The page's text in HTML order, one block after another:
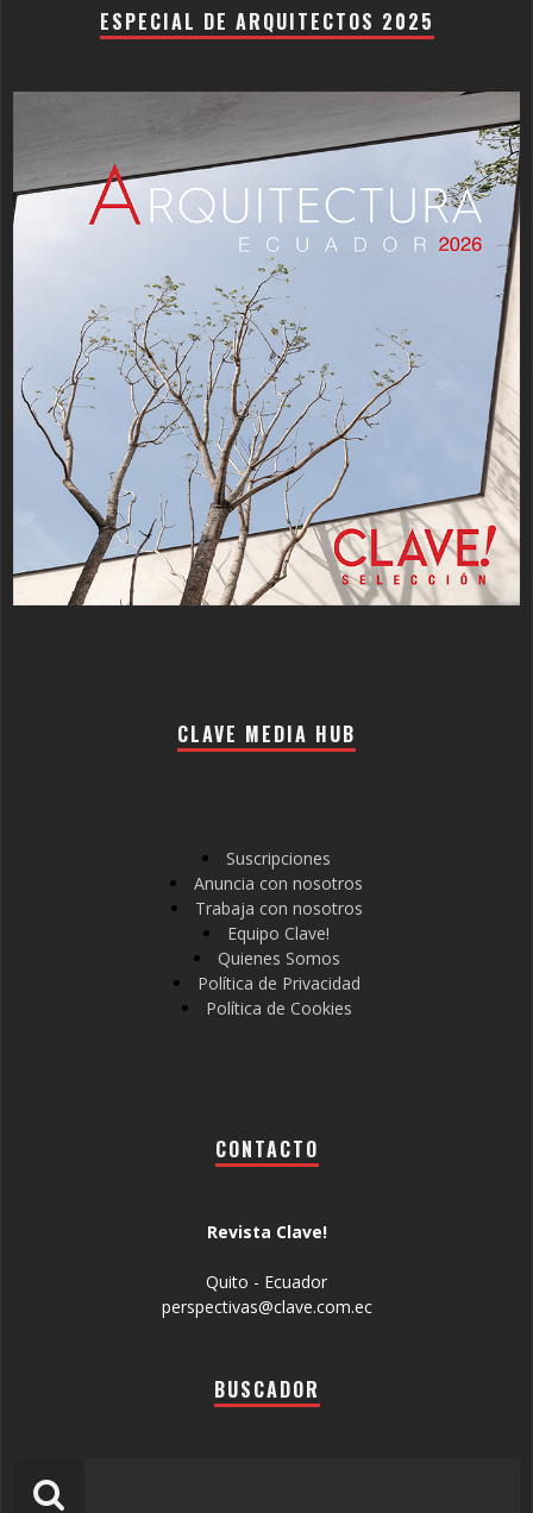
ESPECIAL DE ARQUITECTOS 2025
CLAVE MEDIA HUB
Suscripciones
Anuncia con nosotros
Trabaja con nosotros
Equipo Clave!
Quienes Somos
Política de Privacidad
Política de Cookies
CONTACTO
Revista Clave!
Quito - Ecuador
perspectivas@clave.com.ec
BUSCADOR